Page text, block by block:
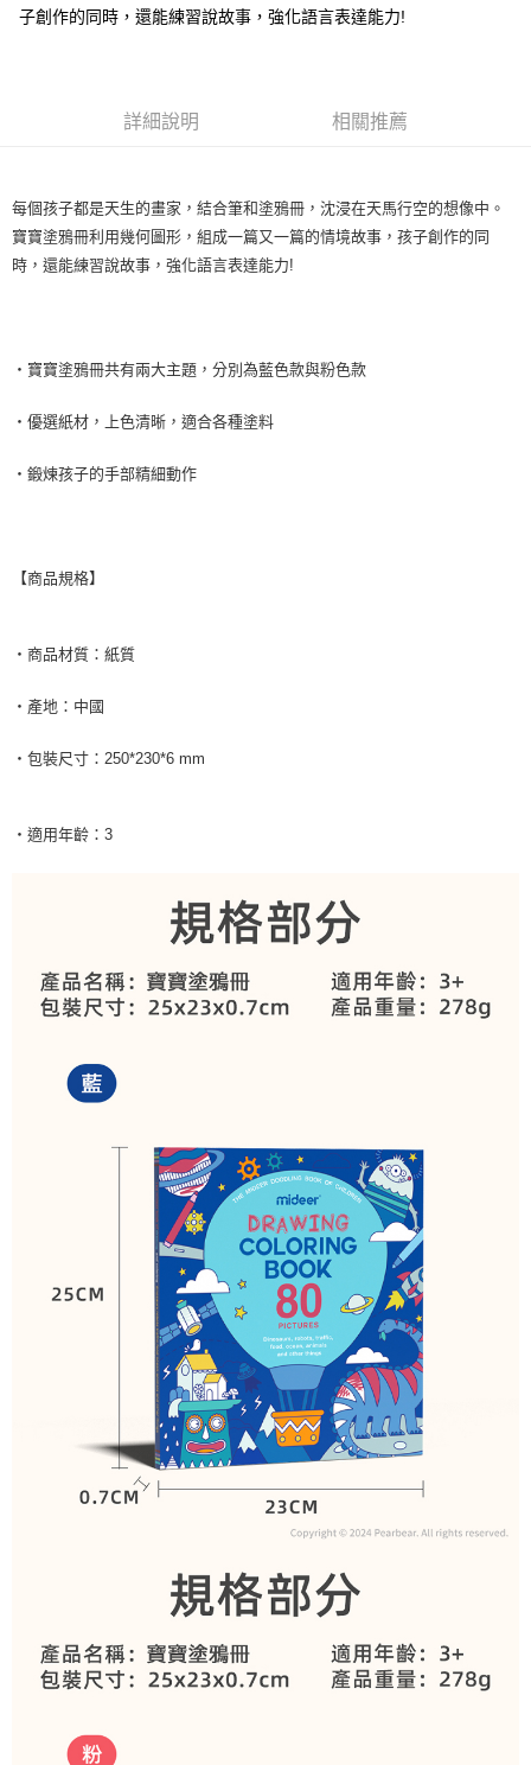
每筆NT$85，滿NT$999(含以上)免運費
付款後萊爾富取貨
7-11取貨付款
每筆NT$85，滿NT$999(含以上)免運費
宅配
子創作的同時，還能練習說故事，強化語言表達能力!
詳細說明 相關推薦
每個孩子都是天生的畫家，結合筆和塗鴉冊，沈浸在天馬行空的想像中。
寶寶塗鴉冊利用幾何圖形，組成一篇又一篇的情境故事，孩子創作的同
時，還能練習說故事，強化語言表達能力!
‧寶寶塗鴉冊共有兩大主題，分別為藍色款與粉色款
‧優選紙材，上色清晰，適合各種塗料
‧鍛煉孩子的手部精細動作
【商品規格】
‧商品材質：紙質
‧產地：中國
‧包裝尺寸：250*230*6 mm
‧適用年齡：3